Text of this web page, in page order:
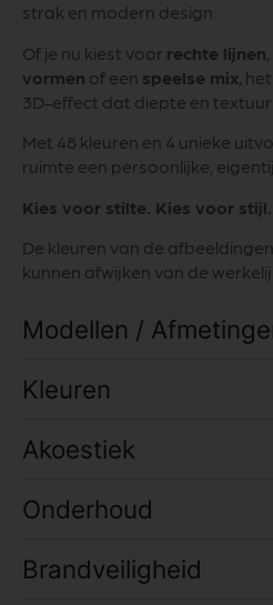
strak en modern design.
Of je nu kiest voor rechte lijnen
vormen of een speelse mix ,
3D-effect dat diepte en textuur
Met 48 kleuren en 4 unieke
ruimte een persoonlijke,
Kies voor stilte. Kies voor stijl.
De kleuren van de
kunnen afwijken van de
Modellen /
Kleuren
Akoestiek
Onderhoud
Brandveiligheid